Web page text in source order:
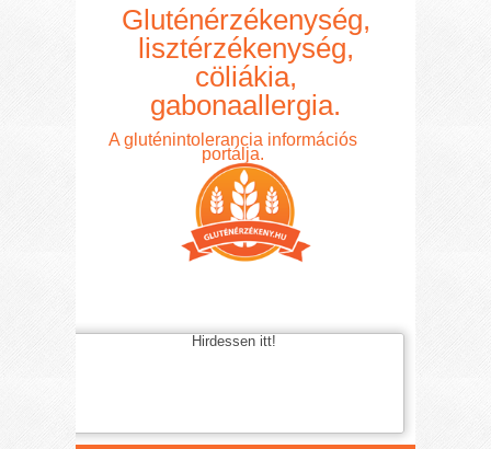
Gluténérzékenység,
lisztérzékenység,
cöliákia,
gabonaallergia.
A gluténintolerancia információs
portálja.
Hirdessen itt!